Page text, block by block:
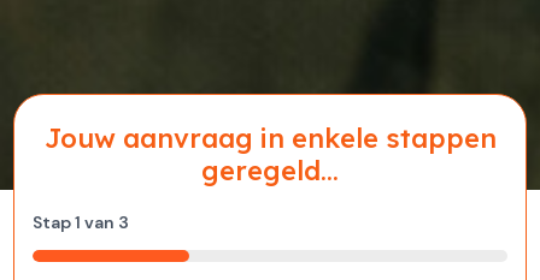
Jouw aanvraag in enkele stappen
geregeld...
Stap1 van 3
33%